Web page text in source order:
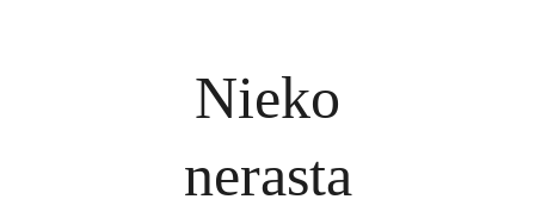
Nieko
nerasta